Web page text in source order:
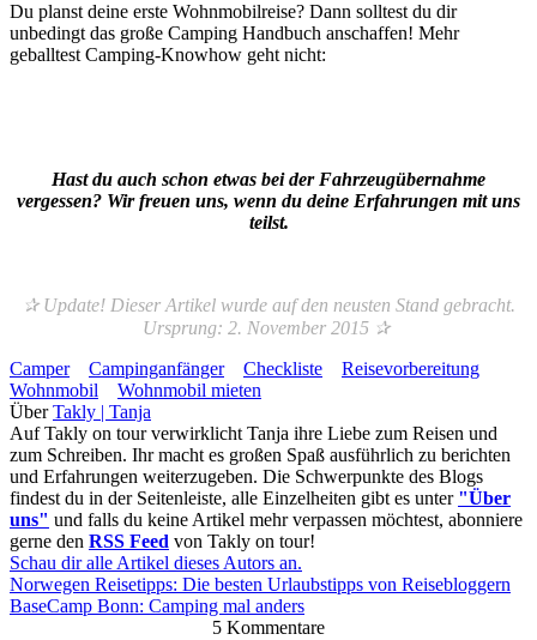
Du planst deine erste Wohnmobilreise? Dann solltest du dir
unbedingt das große Camping Handbuch anschaffen! Mehr
geballtest Camping-Knowhow geht nicht:
Hast du auch schon etwas bei der Fahrzeugübernahme
vergessen? Wir freuen uns, wenn du deine Erfahrungen mit uns
teilst.
✰ Update! Dieser Artikel wurde auf den neusten Stand gebracht.
Ursprung: 2. November 2015 ✰
Camper
Campinganfänger Checkliste
Reisevorbereitung
Wohnmobil
Wohnmobil mieten
ÜberTakly | Tanja
Auf Takly on tour verwirklicht Tanja ihre Liebe zum Reisen und
zum Schreiben. Ihr macht es großen Spaß ausführlich zu berichten
und Erfahrungen weiterzugeben. Die Schwerpunkte des Blogs
findest du in der Seitenleiste, alle Einzelheiten gibt es unter "Über
uns" und falls du keine Artikel mehr verpassen möchtest, abonniere
gerne den RSS Feed von Takly on tour!
Schau dir alle Artikel dieses Autors an.
Norwegen Reisetipps: Die besten Urlaubstipps von Reisebloggern
BaseCamp Bonn: Camping mal anders
5 Kommentare